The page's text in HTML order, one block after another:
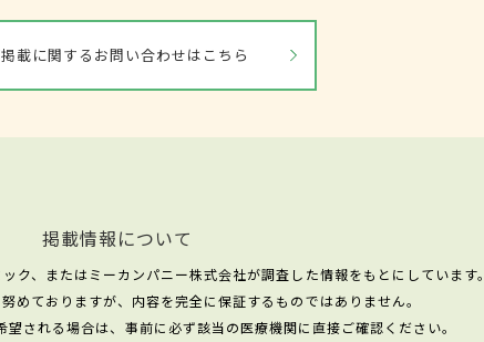
載に関するお問い合わせはこちら
掲載情報について
ク、またはミーカンパニー株式会社が調査した情報をもとにしています。
めておりますが、内容を完全に保証するものではありません。
される場合は、事前に必ず該当の医療機関に直接ご確認ください。